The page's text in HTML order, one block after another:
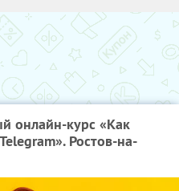
онлайн-курс «Как
Ростов-на-